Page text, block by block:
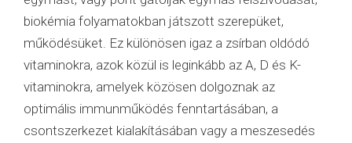
biokémia folyamatokban játszott szerepüket,
működésüket. Ez különösen igaz a zsírban oldódó
vitaminokra, azok közül is leginkább az A, D és K-
vitaminokra, amelyek közösen dolgoznak az
optimális immunműködés fenntartásában, a
csontszerkezet kialakításában vagy a meszesedés